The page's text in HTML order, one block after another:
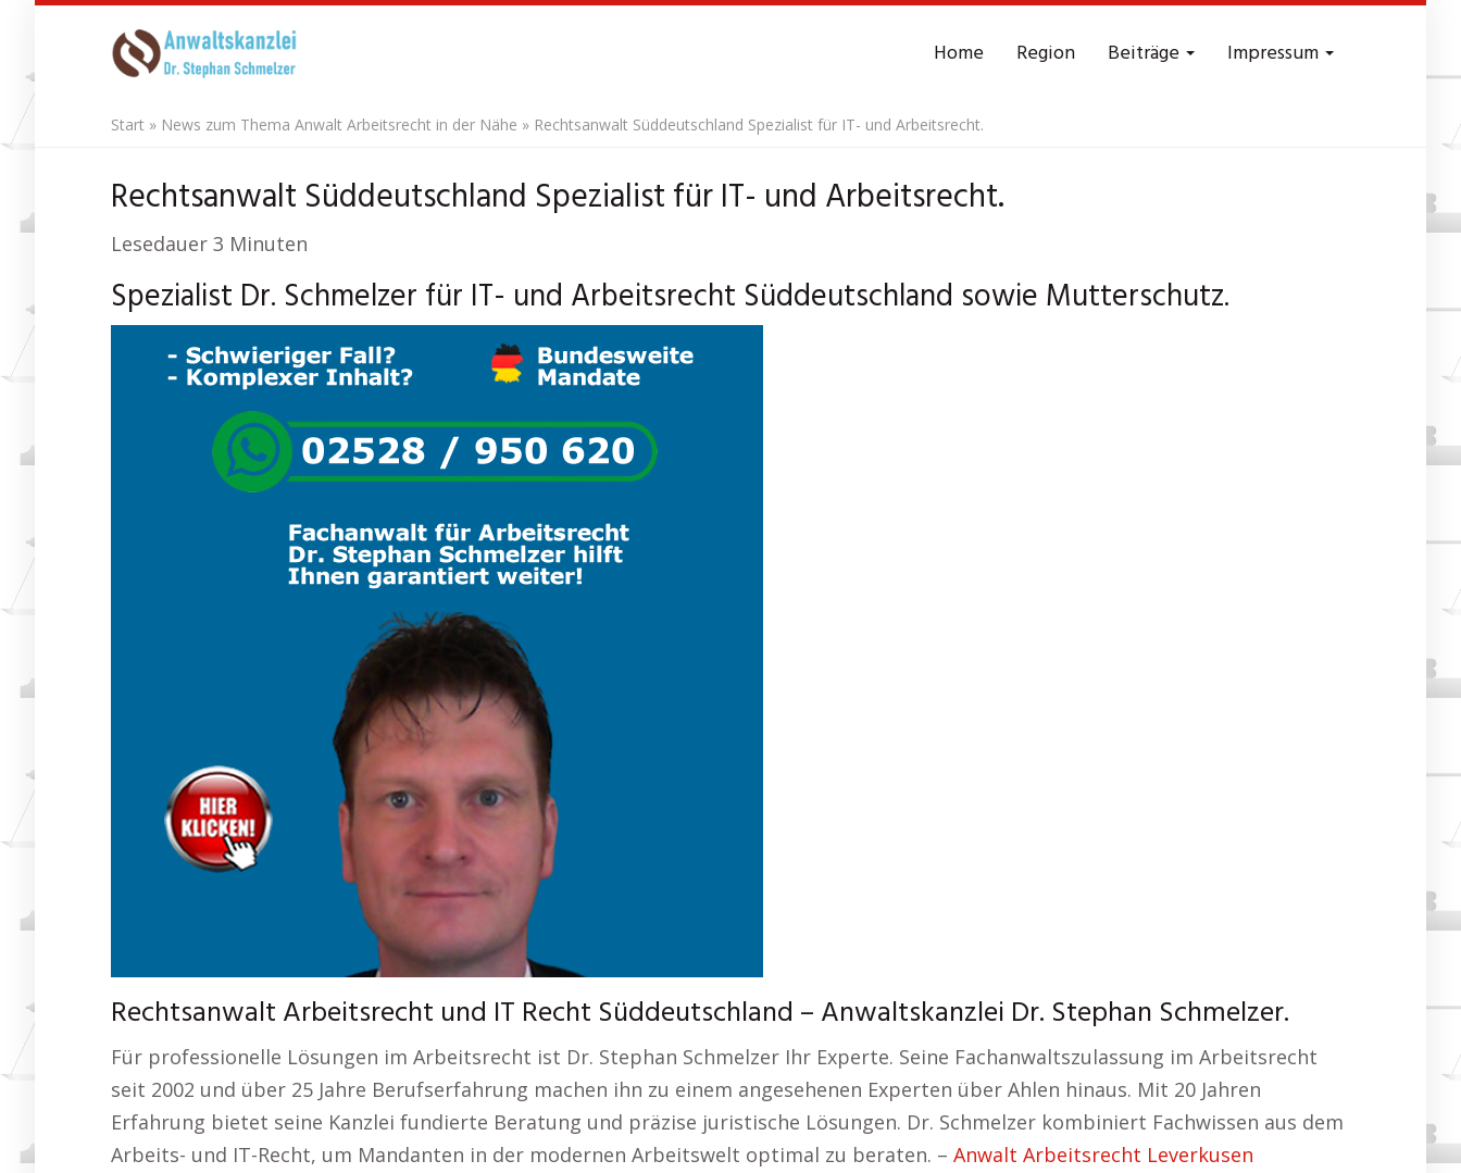
main
content
Home Region Beiträge Impressum
Start » News zum Thema Anwalt Arbeitsrecht in der Nähe » Rechtsanwalt Süddeutschland Spezialist für IT- und Arbeitsrecht.
Rechtsanwalt Süddeutschland Spezialist für IT- und Arbeitsrecht.
Lesedauer 3 Minuten
Spezialist Dr. Schmelzer für IT- und Arbeitsrecht Süddeutschland sowie Mutterschutz.
Rechtsanwalt Arbeitsrecht und IT Recht Süddeutschland – Anwaltskanzlei Dr. Stephan Schmelzer.
Für professionelle Lösungen im Arbeitsrecht ist Dr. Stephan Schmelzer Ihr Experte. Seine Fachanwaltszulassung im Arbeitsrecht
seit 2002 und über 25 Jahre Berufserfahrung machen ihn zu einem angesehenen Experten über Ahlen hinaus. Mit 20 Jahren
Erfahrung bietet seine Kanzlei fundierte Beratung und präzise juristische Lösungen. Dr. Schmelzer kombiniert Fachwissen aus dem
Arbeits- und IT-Recht, um Mandanten in der modernen Arbeitswelt optimal zu beraten. – Anwalt Arbeitsrecht Leverkusen